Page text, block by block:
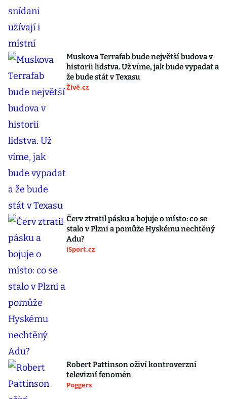
Muskova Terrafab bude největší budova v
historii lidstva. Už víme, jak bude vypadat a
že bude stát v Texasu
Živě.cz
Červ ztratil pásku a bojuje o místo: co se
stalo v Plzni a pomůže Hyskému nechtěný
Adu?
iSport.cz
Robert Pattinson oživí kontroverzní
televizní fenomén
Poggers